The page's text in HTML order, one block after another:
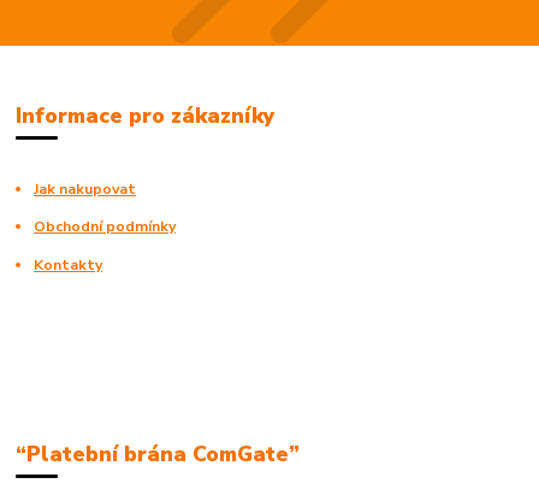
Informace pro zákazníky
Jak nakupovat
Obchodní podmínky
Kontakty
“Platební brána ComGate”